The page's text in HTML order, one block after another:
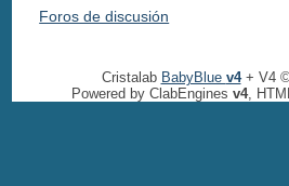
Foros de discusión
Cristalab BabyBlue v4+ V4 ©
Powered by ClabEngines v4,